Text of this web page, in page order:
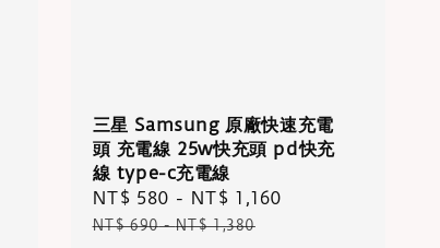
三星 Samsung 原廠快速充電
頭 充電線 25w快充頭 pd快充
線 type-c充電線
Sale
price
NT$ 580 - NT$ 1,160
NT$ 690-NT$ 1,380